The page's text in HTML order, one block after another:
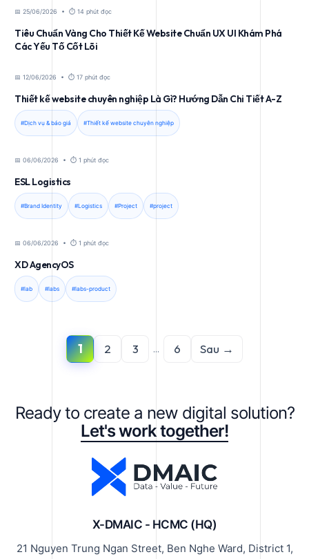
📅 25/06/2026 • ⏱️ 14 phút đọc
Tiêu Chuẩn Vàng Cho Thiết Kế Website Chuẩn UX UI Khám Phá
Các Yếu Tố Cốt Lõi
📅 12/06/2026 • ⏱️ 17 phút đọc
Thiết kế website chuyên nghiệp Là Gì? Hướng Dẫn Chi Tiết A-Z
#Dịch vụ & báo giá #Thiết kế website chuyên nghiệp
📅 06/06/2026 • ⏱️ 1 phút đọc
ESL Logistics
#Brand Identity #Logistics #Project #project
📅 06/06/2026 • ⏱️ 1 phút đọc
XD AgencyOS
#lab #labs #labs-product
1 2 3 ... 6 Sau →
Ready to create a new digital solution?
Let's work together!
X-DMAIC - HCMC (HQ)
21 Nguyen Trung Ngan Street, Ben Nghe Ward, District 1,